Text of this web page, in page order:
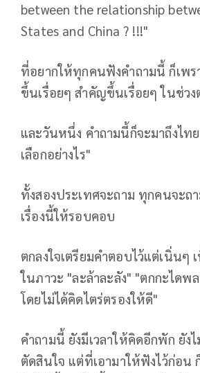
between the relationship
States and China ? !!!"
ที่อยากให้ทุกคนฟังคำถามนี้ ก็เพร
ขึ้นเรื่อยๆ สำคัญขึ้นเรื่อยๆ ในช่วง
และวันหนึ่ง คำถามนี้ก็จะมาถึงไท
เลือกอย่างไร"
ทั้งสองประเทศจะถาม ทุกคนจะถา
เรื่องนี้ให้รอบคอบ
ตกลงใจเตรียมคำตอบไว้แต่เนิ่นๆ
ในภาวะ "ละล้าละลัง" "ตกกะไดพ
โดยไม่ได้คิดไตร่ตรองให้ดี"
คำถามนี้ ยังมีเวลาให้คิดอีกพัก ยังไ
ตัดสินใจ แต่ที่เอามาให้ฟังไว้ก่อน